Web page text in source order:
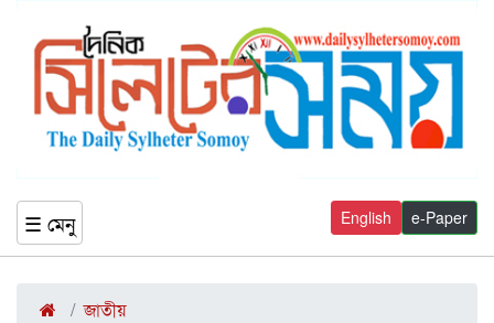
☰ মেনু e-Paper
English
জাতীয়